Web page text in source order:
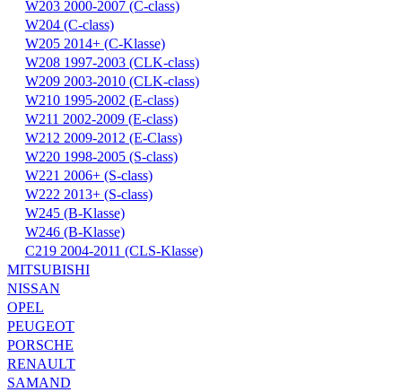
W203 2000-2007 (C-class)
W204 (C-class)
W205 2014+ (C-Klasse)
W208 1997-2003 (CLK-class)
W209 2003-2010 (CLK-class)
W210 1995-2002 (E-class)
W211 2002-2009 (E-class)
W212 2009-2012 (E-Class)
W220 1998-2005 (S-class)
W221 2006+ (S-class)
W222 2013+ (S-class)
W245 (B-Klasse)
W246 (B-Klasse)
С219 2004-2011 (CLS-Klasse)
MITSUBISHI
NISSAN
OPEL
PEUGEOT
PORSCHE
RENAULT
SAMAND